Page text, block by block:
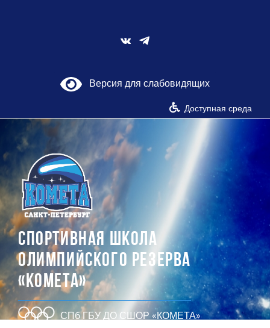
Vk
Версия для слабовидящих
Доступная среда
СПОРТИВНАЯ ШКОЛА
ОЛИМПИЙСКОГО РЕЗЕРВА
«КОМЕТА»
СПб ГБУ ДО СШОР «КОМЕТА»